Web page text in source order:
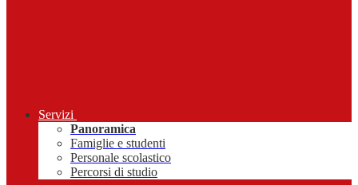
Servizi
Panoramica
Famiglie e studenti
Personale scolastico
Percorsi di studio